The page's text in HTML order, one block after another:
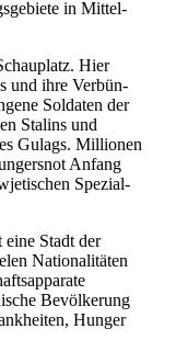
in Mittel-
Hier
und ihre Verbün­
Soldaten der
Stalins und
Gulags. Millionen
Anfang
Spezi­al­
Stadt der
Natio­na­li­täten
Bevöl­kerung
Hunger